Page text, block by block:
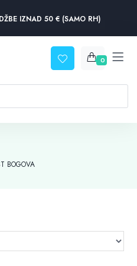
IZNAD 50 € (SAMO RH)
0
BOGOVA